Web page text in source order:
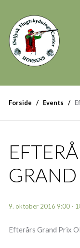
Forside Events
GRAND
9. oktober 2016 9:00 -
Efterårs Grand Prix